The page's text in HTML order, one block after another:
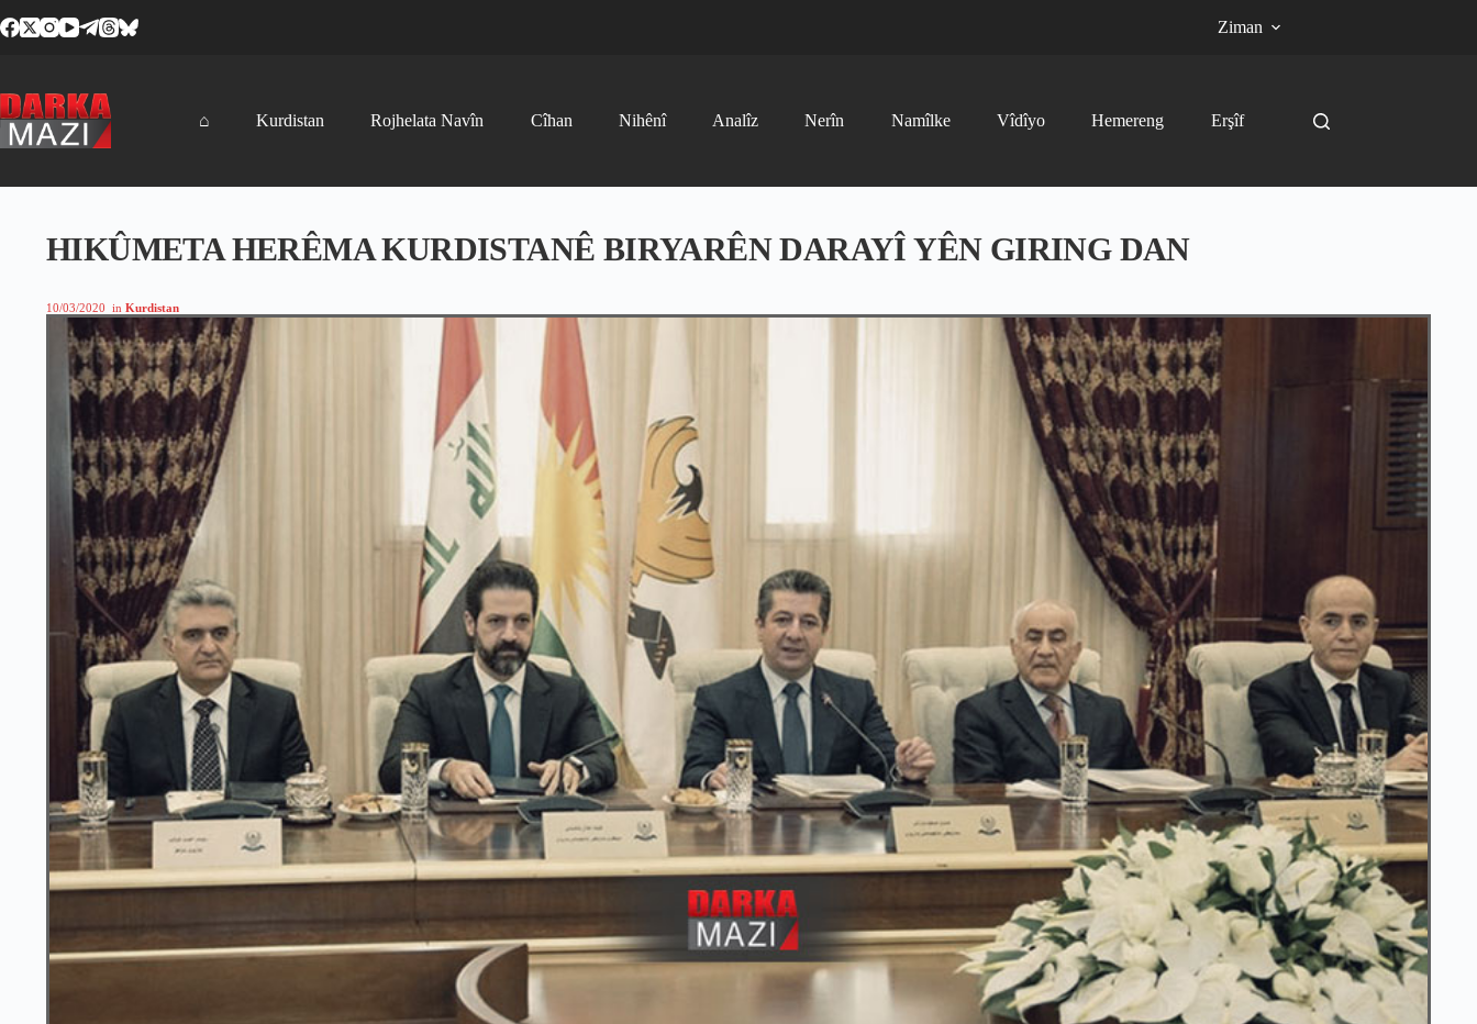
to
Ziman
⌂ Kurdistan Rojhelata Navîn Cîhan Nihênî Analîz Nerîn Namîlke Vîdîyo Hemereng Erşîf
HIKÛMETA HERÊMA KURDISTANÊ BIRYARÊN DARAYÎ YÊN GIRING DAN
10/03/2020 in Kurdistan